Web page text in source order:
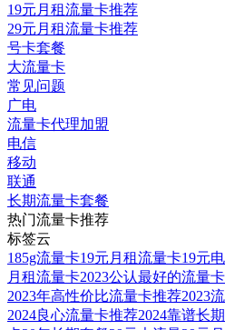
19元月租流量卡推荐
29元月租流量卡推荐
号卡套餐
大流量卡
常见问题
广电
流量卡代理加盟
电信
移动
联通
长期流量卡套餐
热门流量卡推荐
标签云
185g流量卡19元月租流量卡19元
月租流量卡2023公认最好的流量卡
2023年高性价比流量卡推荐2023
2024良心流量卡推荐2024靠谱长